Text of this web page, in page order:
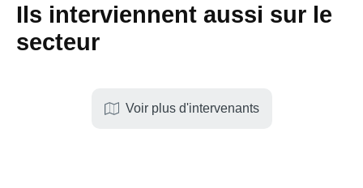
Ils interviennent aussi sur le
secteur
Voir plus d'intervenants